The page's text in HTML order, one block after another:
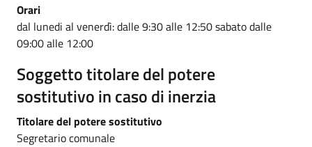
Orari
dal lunedi al venerdì: dalle 9:30 alle 12:50 sabato dalle
09:00 alle 12:00
Soggetto titolare del potere
sostitutivo in caso di inerzia
Titolare del potere sostitutivo
Segretario comunale